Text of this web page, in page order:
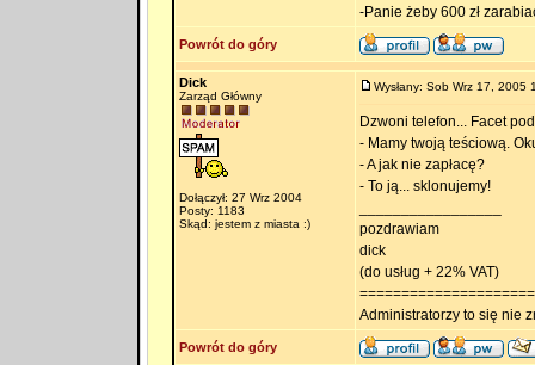
-Panie żeby 600 zł
Powrót do góry
Dick
Zarząd Główny
Dołączył: 27 Wrz 2004
Posty: 1183
Skąd: jestem z miasta :)
Wysłany: Sob Wrz 17, 2005
Dzwoni telefon... Facet
- Mamy twoją teściową.
- A jak nie zapłacę?
- To ją... sklonujemy!
pozdrawiam
dick
(do usług + 22% VAT)
Administratorzy to się nie
Powrót do góry